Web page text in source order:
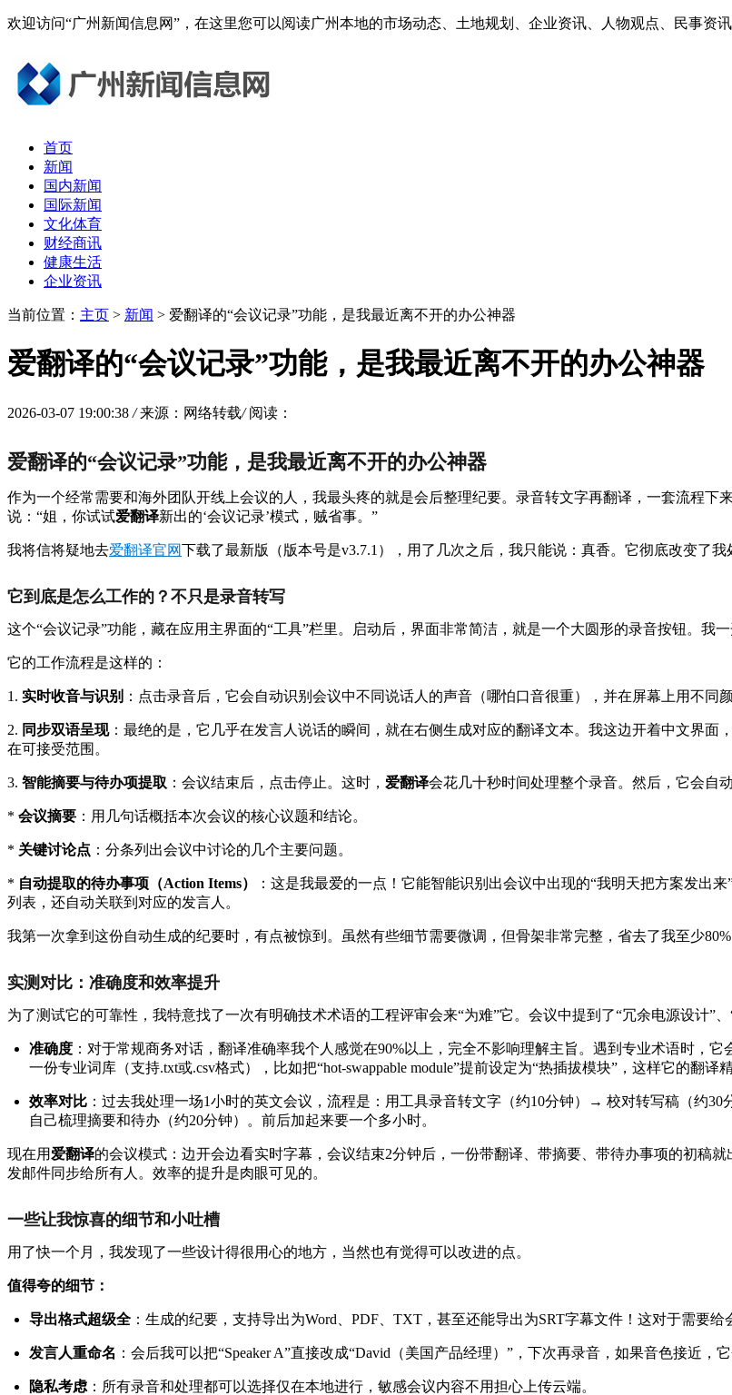
欢迎访问“广州新闻信息网”，在这里您可以阅读广州本地的市场动态、土地规划、企业资讯、人物观点、民事资
首页
新闻
国内新闻
国际新闻
文化体育
财经商讯
健康生活
企业资讯
当前位置： 主页 > 新闻 > 爱翻译的“会议记录”功能，是我最近离不开的办公神器
爱翻译的“会议记录”功能，是我最近离不开的办公神器
2026-03-07 19:00:38 / 来源：网络转载/ 阅读：
爱翻译的“会议记录”功能，是我最近离不开的办公神器
作为一个经常需要和海外团队开线上会议的人，我最头疼的就是会后整理纪要。录音转文字再翻译，一套流程
说：“姐，你试试爱翻译新出的‘会议记录’模式，贼省事。”
我将信将疑地去爱翻译官网下载了最新版（版本号是v3.7.1），用了几次之后，我只能说：真香。它彻底改变了我
它到底是怎么工作的？不只是录音转写
这个“会议记录”功能，藏在应用主界面的“工具”栏里。启动后，界面非常简洁，就是一个大圆形的录音按钮。我
它的工作流程是这样的：
1. 实时收音与识别 ：点击录音后，它会自动识别会议中不同说话人的声音（哪怕口音很重），并在屏幕上用不同颜
2. 同步双语呈现：最绝的是，它几乎在发言人说话的瞬间，就在右侧生成对应的翻译文本。我这边开着中文界
在可接受范围。
3. 智能摘要与待办项提取 ：会议结束后，点击停止。这时， 爱翻译会花几十秒时间处理整个录音。然后，它会自
* 会议摘要 ：用几句话概括本次会议的核心议题和结论。
* 关键讨论点 ：分条列出会议中讨论的几个主要问题。
* 自动提取的待办事项（Action Items）
：这是我最爱的一点！它能智能识别出会议中出现的“我明天把方案发出
列表，还自动关联到对应的发言人。
我第一次拿到这份自动生成的纪要时，有点被惊到。虽然有些细节需要微调，但骨架非常完整，省去了我至少80%
实测对比：准确度和效率提升
为了测试它的可靠性，我特意找了一次有明确技术术语的工程评审会来“为难”它。会议中提到了“冗余电源设计”、
准确度 ：对于常规商务对话，翻译准确率我个人感觉在90%以上，完全不影响理解主旨。遇到专业术语时，
一份专业词库（支持.txt或.csv格式），比如把“hot-swappable module”提前设定为“热插拔模块”，这样它的翻译
效率对比 ：过去我处理一场1小时的英文会议，流程是：用工具录音转文字（约10分钟）→ 校对转写稿（约
自己梳理摘要和待办（约20分钟）。前后加起来要一个多小时。
现在用 爱翻译的会议模式：边开会边看实时字幕，会议结束2分钟后，一份带翻译、带摘要、带待办事项的初稿
发邮件同步给所有人。效率的提升是肉眼可见的。
一些让我惊喜的细节和小吐槽
用了快一个月，我发现了一些设计得很用心的地方，当然也有觉得可以改进的点。
值得夸的细节：
导出格式超级全 ：生成的纪要，支持导出为Word、PDF、TXT，甚至还能导出为SRT字幕文件！这对于需要给
发言人重命名 ：会后我可以把“Speaker A”直接改成“David（美国产品经理）”，下次再录音，如果音色接近，
隐私考虑 ：所有录音和处理都可以选择仅在本地进行，敏感会议内容不用担心上传云端。